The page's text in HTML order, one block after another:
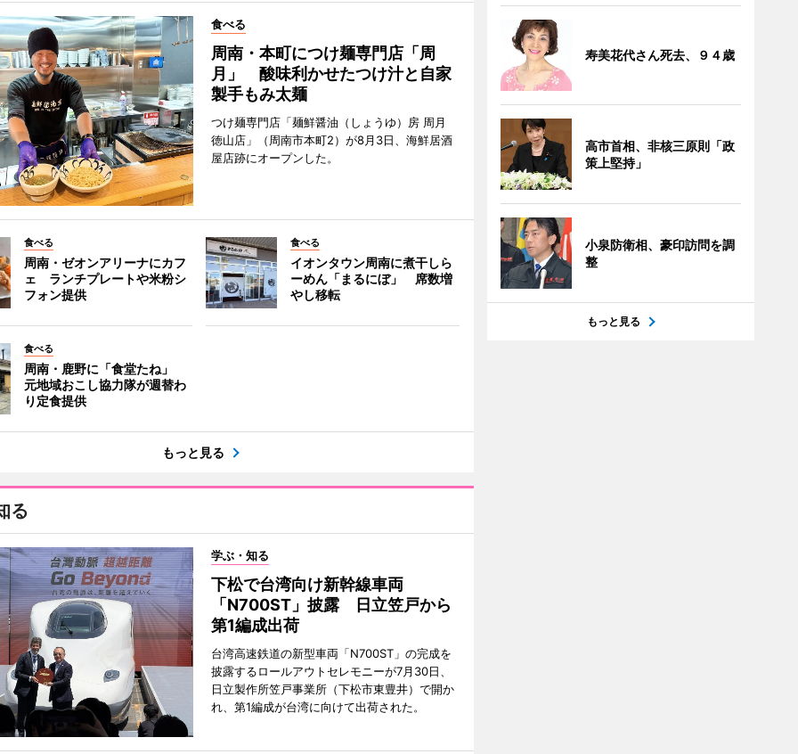
食べる
周南・本町につけ麺専門店「周
月」 酸味利かせたつけ汁と自家
製手もみ太麺
つけ麺専門店「麺鮮醤油（しょうゆ）房 周月
徳山店」（周南市本町2）が8月3日、海鮮居酒
屋店跡にオープンした。
食べる
周南・ゼオンアリーナにカフ
ェ ランチプレートや米粉シ
フォン提供
食べる
イオンタウン周南に煮干しら
ーめん「まるにぼ」 席数増
やし移転
食べる
周南・鹿野に「食堂たね」
元地域おこし協力隊が週替わ
り定食提供
もっと見る
る
学ぶ・知る
下松で台湾向け新幹線車両
「N700ST」披露 日立笠戸から
第1編成出荷
台湾高速鉄道の新型車両「N700ST」の完成を
披露するロールアウトセレモニーが7月30日、
日立製作所笠戸事業所（下松市東豊井）で開か
れ、第1編成が台湾に向けて出荷された。
寿美花代さん死去、９４歳
高市首相、非核三原則「政
策上堅持」
小泉防衛相、豪印訪問を調
整
もっと見る